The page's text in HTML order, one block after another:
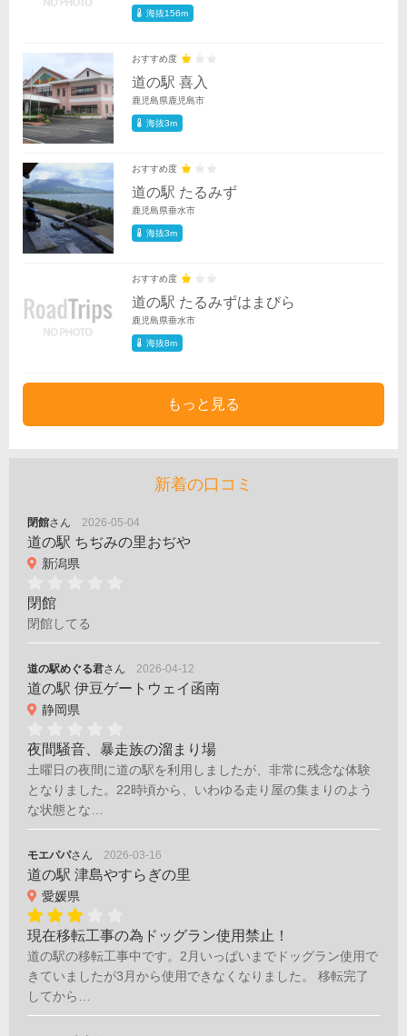
海抜156m
おすすめ度
道の駅 喜入
鹿児島県鹿児島市
海抜3m
おすすめ度
道の駅 たるみず
鹿児島県垂水市
海抜3m
おすすめ度
道の駅 たるみずはまびら
鹿児島県垂水市
海抜8m
もっと見る
新着の口コミ
閉館さん 2026-05-04
道の駅 ちぢみの里おぢや
新潟県
閉館
閉館してる
道の駅めぐる君さん 2026-04-12
道の駅 伊豆ゲートウェイ函南
静岡県
夜間騒音、暴走族の溜まり場
土曜日の夜間に道の駅を利用しましたが、非常に残念な体験
となりました。22時頃から、いわゆる走り屋の集まりのよう
な状態とな…
モエパパさん 2026-03-16
道の駅 津島やすらぎの里
愛媛県
現在移転工事の為ドッグラン使用禁止！
道の駅の移転工事中です。2月いっぱいまでドッグラン使用で
きていましたが3月から使用できなくなりました。 移転完了
してから…